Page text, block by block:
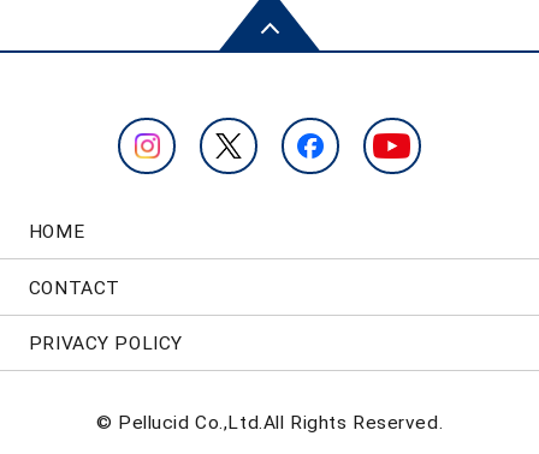
HOME
CONTACT
PRIVACY POLICY
© Pellucid Co.,Ltd.All Rights Reserved.